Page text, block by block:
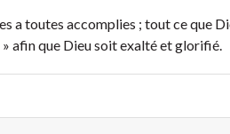
a toutes accomplies ; tout ce que
afin que Dieu soit exalté et glorifié.